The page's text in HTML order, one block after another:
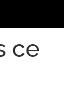
cm | 4,5 kg | 86
ce